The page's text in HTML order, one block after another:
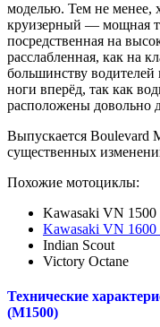
моделью. Тем не менее,
круизерный — мощная
посредственная на
расслабленная, как на
большинству водителей
ноги вперёд, так как
расположены довольно
Выпускается Boulevard
существенных
Похожие мотоциклы:
Kawasaki VN 1500
Kawasaki VN 1600
Indian Scout
Victory Octane
Технические
(M1500)